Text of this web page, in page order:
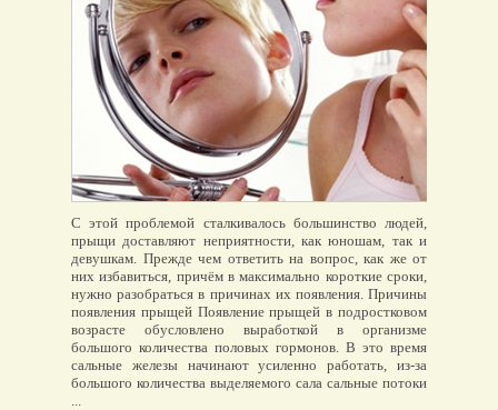
С этой проблемой сталкивалось большинство людей,
прыщи доставляют неприятности, как юношам, так и
девушкам. Прежде чем ответить на вопрос, как же от
них избавиться, причём в максимально короткие сроки,
нужно разобраться в причинах их появления. Причины
появления прыщей Появление прыщей в подростковом
возрасте обусловлено выработкой в организме
большого количества половых гормонов. В это время
сальные железы начинают усиленно работать, из-за
большого количества выделяемого сала сальные потоки
...